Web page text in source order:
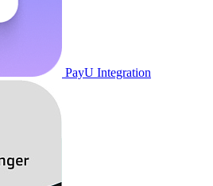
PayU Integration